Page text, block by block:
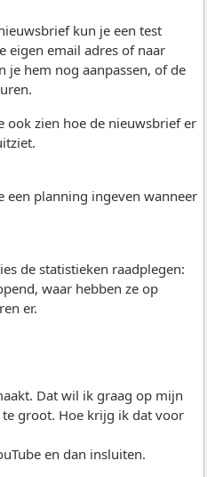
kun je een test
eigen email adres of naar
je hem nog aanpassen, of de
ook zien hoe de nieuwsbrief er
een planning ingeven wanneer
de statistieken raadplegen:
waar hebben ze op
er.
Dat wil ik graag op mijn
groot. Hoe krijg ik dat voor
en dan insluiten.